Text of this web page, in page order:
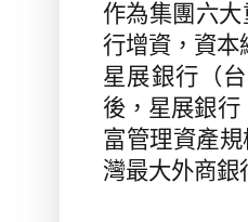
作為集團六
行增資，資本
星展銀行（
後，星展銀
富管理資產
灣最大外商銀